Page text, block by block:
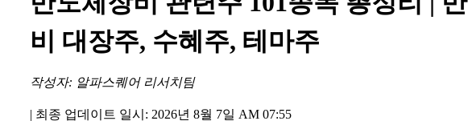
비 대장주, 수혜주, 테마주
작성자: 알파스퀘어 리서치팀
| 최종 업데이트 일시: 2026년 8월 7일 AM 07:55